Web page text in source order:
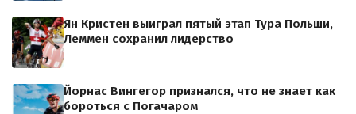
Ян Кристен выиграл пятый этап Тура Польши,
Леммен сохранил лидерство
Йорнас Вингегор признался, что не знает как
бороться с Погачаром